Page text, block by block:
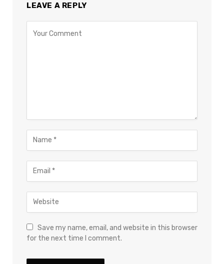
LEAVE A REPLY
Save my name, email, and website in this browser
for the next time I comment.